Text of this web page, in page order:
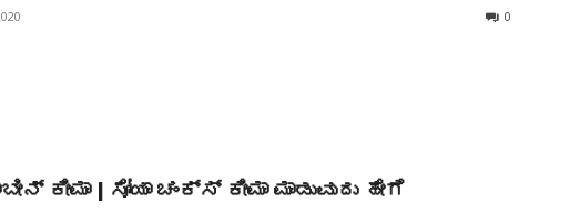
0
ಕೀಮಾ | ಸೋಯಾ ಚಂಕ್ಸ್ ಕೀಮಾ ಮಾಡುವುದು ಹೇಗೆ